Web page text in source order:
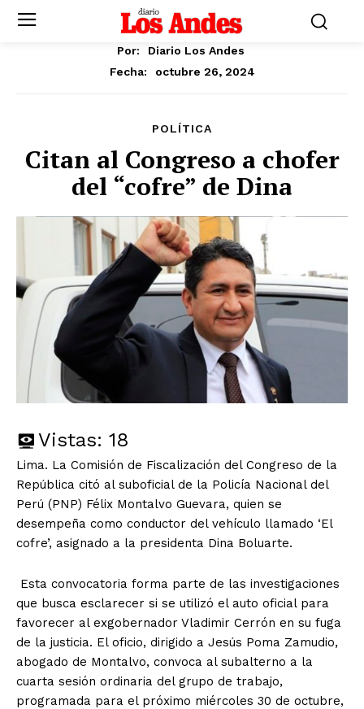
Por:
Diario Los Andes
Fecha:
octubre 26, 2024
POLÍTICA
Citan al Congreso a chofer
del “cofre” de Dina
Vistas: 18
Lima. La Comisión de Fiscalización del Congreso de la
República citó al suboficial de la Policía Nacional del
Perú (PNP) Félix Montalvo Guevara, quien se
desempeña como conductor del vehículo llamado ‘El
cofre’, asignado a la presidenta Dina Boluarte.
Esta convocatoria forma parte de las investigaciones
que busca esclarecer si se utilizó el auto oficial para
favorecer al exgobernador Vladimir Cerrón en su fuga
de la justicia. El oficio, dirigido a Jesús Poma Zamudio,
abogado de Montalvo, convoca al subalterno a la
cuarta sesión ordinaria del grupo de trabajo,
programada para el próximo miércoles 30 de octubre,